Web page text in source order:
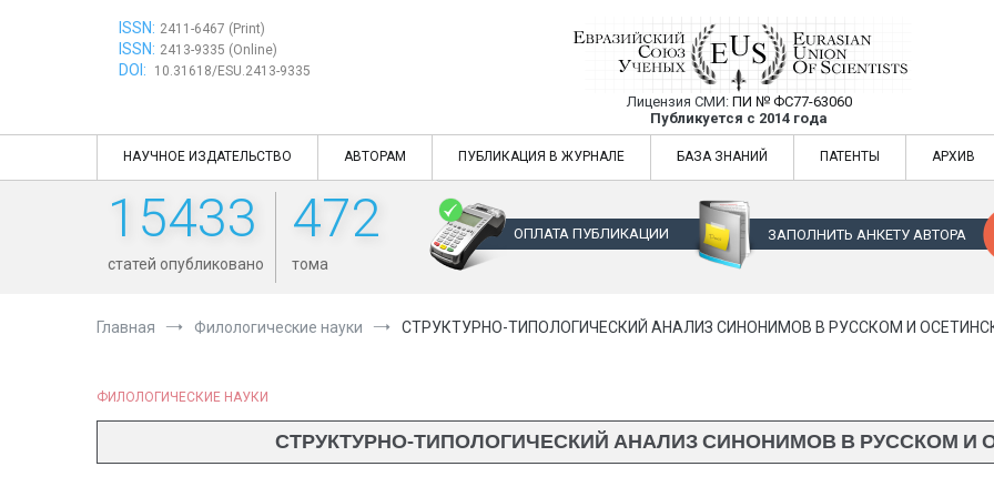
ISSN: 2411-6467 (Print)
ISSN: 2413-9335 (Online)
DOI: 10.31618/ESU.2413-9335
Евразийский Союз Ученых —
Лицензия СМИ: ПИ № ФС77-63060
Публикуется с 2014 года
Евразийский Союз Ученых — публикация научных статей в
НАУЧНОЕ ИЗДАТЕЛЬСТВО АВТОРАМ ПУБЛИКАЦИЯ В ЖУРНАЛЕ БАЗА ЗНАНИЙ ПАТЕНТЫ АРХИВ
15433
статей опубликовано
472
тома
ОПЛАТА ПУБЛИКАЦИИ ЗАПОЛНИТЬ АНКЕТУ АВТОРА
Главная Филологические науки СТРУКТУРНО-ТИПОЛОГИЧЕСКИЙ АНАЛИЗ СИНОНИМОВ В РУССКОМ И
ФИЛОЛОГИЧЕСКИЕ НАУКИ
СТРУКТУРНО-ТИПОЛОГИЧЕСКИЙ АНАЛИЗ СИНОНИМОВ В РУССКОМ И